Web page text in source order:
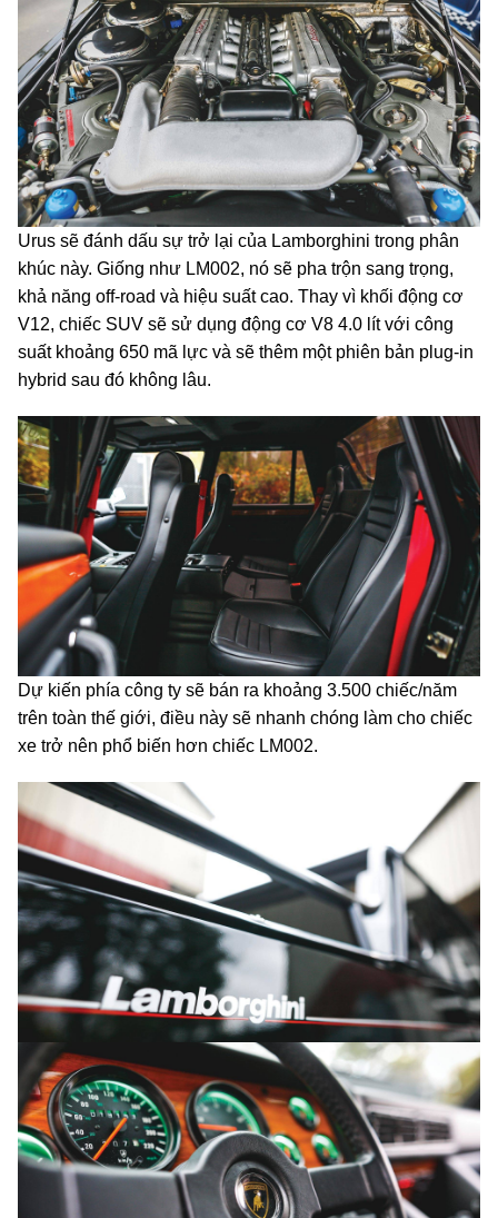
Urus sẽ đánh dấu sự trở lại của Lamborghini trong phân
khúc này. Giống như LM002, nó sẽ pha trộn sang trọng,
khả năng off-road và hiệu suất cao. Thay vì khối động cơ
V12, chiếc SUV sẽ sử dụng động cơ V8 4.0 lít với công
suất khoảng 650 mã lực và sẽ thêm một phiên bản plug-in
hybrid sau đó không lâu.
Dự kiến phía công ty sẽ bán ra khoảng 3.500 chiếc/năm
trên toàn thế giới, điều này sẽ nhanh chóng làm cho chiếc
xe trở nên phổ biến hơn chiếc LM002.